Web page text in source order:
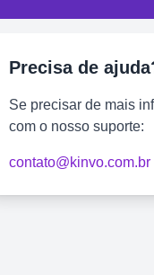
Precisa de
Se precisar de mais
com o nosso suporte:
contato@kinvo.com.br